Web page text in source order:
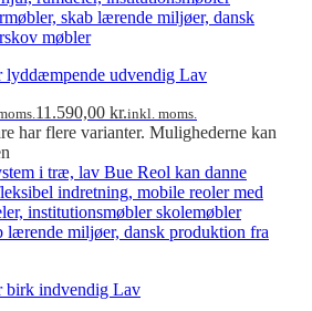
lyddæmpende udvendig Lav
11.590,00 kr.inkl. moms.
har flere varianter. Mulighederne kan
birk indvendig Lav